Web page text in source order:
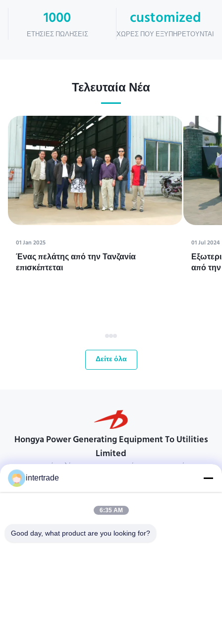
1000
ΕΤΉΣΙΕΣ ΠΩΛΉΣΕΙΣ
customized
ΧΏΡΕΣ ΠΟΥ ΕΞΥΠΗΡΕΤΟΎΝΤΑΙ
Τελευταία Νέα
01 Jan 2025
Ένας πελάτης από την Τανζανία
επισκέπτεται
01 Jul 2024
από
Δείτε όλα
Hongya Power Generating Equipment To Utilities
Limited
προσαρμοσμένες λύσεις για να ανταποκρίνονται στις απαιτήσεις των
Χωριό Anxi, πόλη Yuping, νομός Hongya, Κίνα
86-28-37561966-8:00
intertrade
6:35 AM
Good day, what product are you looking for?